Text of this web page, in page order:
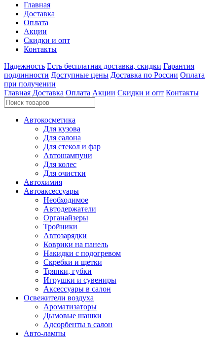
Главная
Доставка
Оплата
Акции
Скидки и опт
Контакты
Надежность Есть бесплатная доставка, скидки Гарантия
подлинности Доступные цены Доставка по России Оплата
при получении
Главная Доставка Оплата Акции Скидки и опт Контакты
Автокосметика
Для кузова
Для салона
Для стекол и фар
Автошампуни
Для колес
Для очистки
Автохимия
Автоаксессуары
Необходимое
Автодержатели
Органайзеры
Тройники
Автозарядки
Коврики на панель
Накидки с подогревом
Скребки и щетки
Тряпки, губки
Игрушки и сувениры
Аксессуары в салон
Освежители воздуха
Ароматизаторы
Дымовые шашки
Адсорбенты в салон
Авто-лампы